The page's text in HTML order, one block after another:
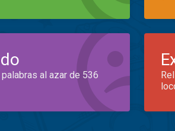
al azar de 536